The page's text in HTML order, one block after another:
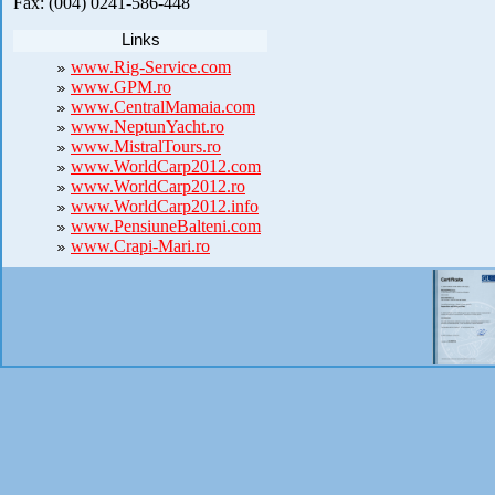
Links
www.Rig-Service.com
www.GPM.ro
www.CentralMamaia.com
www.NeptunYacht.ro
www.MistralTours.ro
www.WorldCarp2012.com
www.WorldCarp2012.ro
www.WorldCarp2012.info
www.PensiuneBalteni.com
www.Crapi-Mari.ro